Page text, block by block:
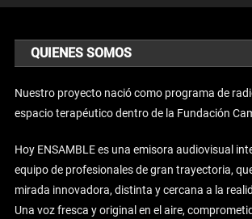
QUIENES SOMOS
Nuestro proyecto nació como programa de
espacio terapéutico dentro de la Fundación
Hoy ENSAMBLE es una emisora audiovisual
equipo de profesionales de gran trayectoria,
mirada innovadora, distinta y cercana a la
Una voz fresca y original en el aire,